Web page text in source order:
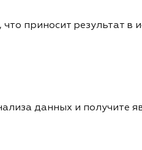
приносит результат в
данных и получите